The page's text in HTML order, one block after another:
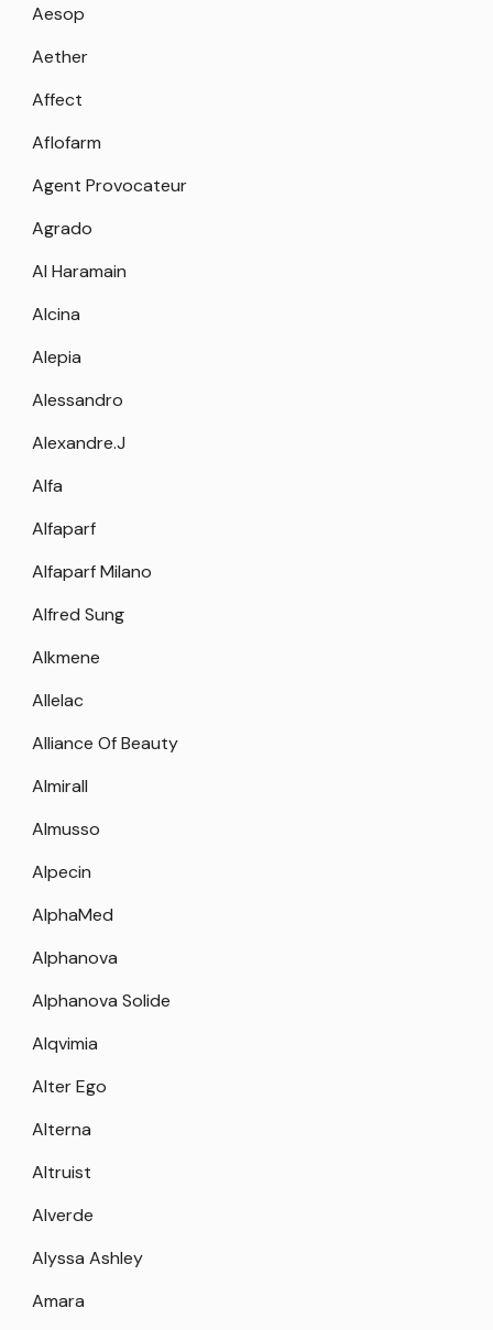
Aesop
Aether
Affect
Aflofarm
Agent Provocateur
Agrado
Al Haramain
Alcina
Alepia
Alessandro
Alexandre.J
Alfa
Alfaparf
Alfaparf Milano
Alfred Sung
Alkmene
Allelac
Alliance Of Beauty
Almirall
Almusso
Alpecin
AlphaMed
Alphanova
Alphanova Solide
Alqvimia
Alter Ego
Alterna
Altruist
Alverde
Alyssa Ashley
Amara